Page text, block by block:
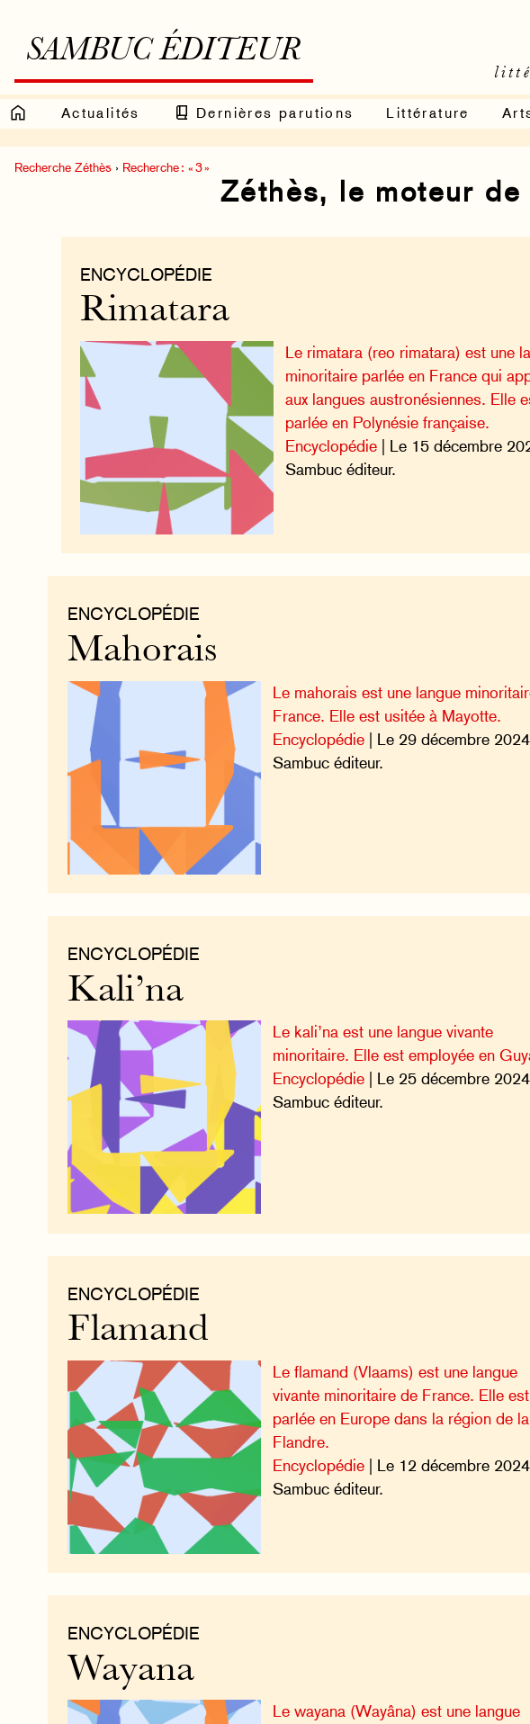
SAMBUC ÉDITEUR
Actualités Dernières parutions Littérature
Recherche Zéthès › Recherche : « 3 »
Zéthès, le moteur
ENCYCLOPÉDIE
Rimatara
Le rimatara (reo rimatara) est une
minoritaire parlée en France qui
aux langues austronésiennes. Elle
parlée en Polynésie française.
Encyclopédie | Le 15 décembre
Sambuc éditeur.
ENCYCLOPÉDIE
Mahorais
Le mahorais est une langue
France. Elle est usitée à Mayotte.
Encyclopédie | Le 29 décembre
Sambuc éditeur.
ENCYCLOPÉDIE
Kali’na
Le kali’na est une langue vivante
minoritaire. Elle est employée en
Encyclopédie | Le 25 décembre
Sambuc éditeur.
ENCYCLOPÉDIE
Flamand
Le flamand (Vlaams) est une langue
vivante minoritaire de France. Elle est
parlée en Europe dans la région de la
Flandre.
Encyclopédie | Le 12 décembre
Sambuc éditeur.
ENCYCLOPÉDIE
Wayana
Le wayana (Wayâna) est une langue